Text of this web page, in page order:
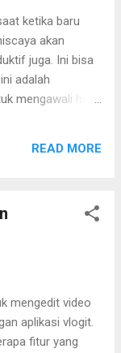
Bisa membuat
Sepia Sepia
kecoklatan
dengan
efek yang
akan mengh...
ketika baru
akan
juga. Ini bisa
adalah
mengawali hari
READ MORE
mengedit video
aplikasi vlogit.
fitur yang